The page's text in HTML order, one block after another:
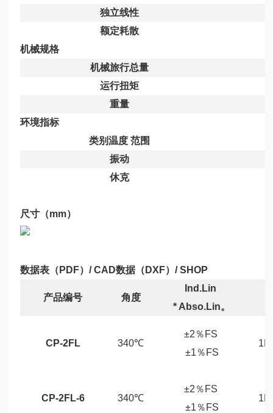
独立线性
额定耗散
机械规格
机械旅行总量
运行扭矩
重量
环境指标
类别温度 范围
振动
休克
尺寸（mm）
数据表（PDF）/ CAD数据（DXF）/ SHOP
产品编号 角度
Ind.Lin
* Abso.Lin。
CP-2FL 340℃
±2％FS
±1％FS
1K
CP-2FL-6 340℃
±2％FS
±1％FS
1K